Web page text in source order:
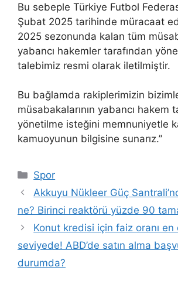
Bu sebeple Türkiye Futbol
Şubat 2025 tarihinde müracaat
2025 sezonunda kalan tüm
yabancı hakemler tarafından
talebimiz resmi olarak iletilmiştir.
Bu bağlamda rakiplerimizin
müsabakalarının yabancı hakem
yönetilme isteğini memnuniyetle
kamuoyunun bilgisine sunarız.”
Kategoriler
Spor
Akkuyu Nükleer Güç
ne? Birinci reaktörü yüzde 90
Konut kredisi için faiz oranı en
seviyede! ABD’de satın alma
durumda?